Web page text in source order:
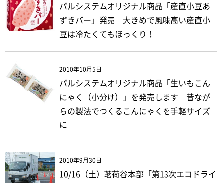
パルシステムオリジナル商品「産直小豆あ
ずきバー」発売 大きめで風味高い産直小
豆は冷たくてもほっくり！
2010年10月5日
パルシステムオリジナル商品「生いもこん
にゃく（小分け）」を発売します 昔なが
らの製法でつくるこんにゃくを手軽サイズ
に
2010年9月30日
10/16（土）茗荷谷本部「第13次エコドライ